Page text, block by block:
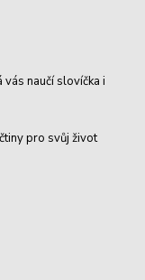
vás naučí slovíčka i
pro svůj život